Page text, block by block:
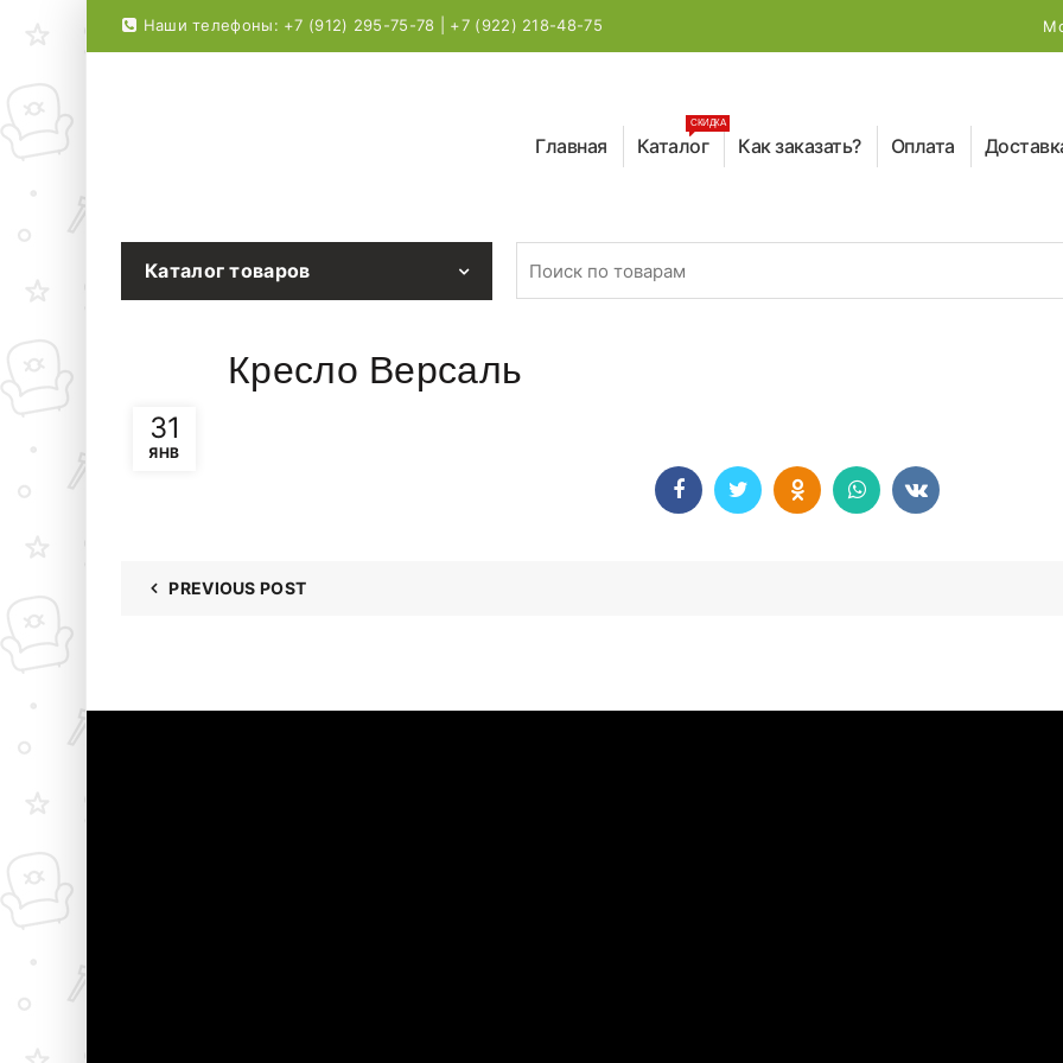
Наши телефоны: +7 (912) 295-75-78 | +7 (922) 218-48-75
Главная Каталог
СКИДКА
Как заказать? Оплата
Каталог товаров
31
ЯНВ
Кресло Версаль
PREVIOUS POST